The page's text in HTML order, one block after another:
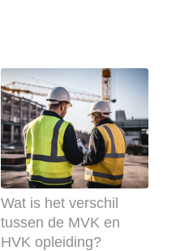
Wat is het verschil
tussen de MVK en
HVK opleiding?